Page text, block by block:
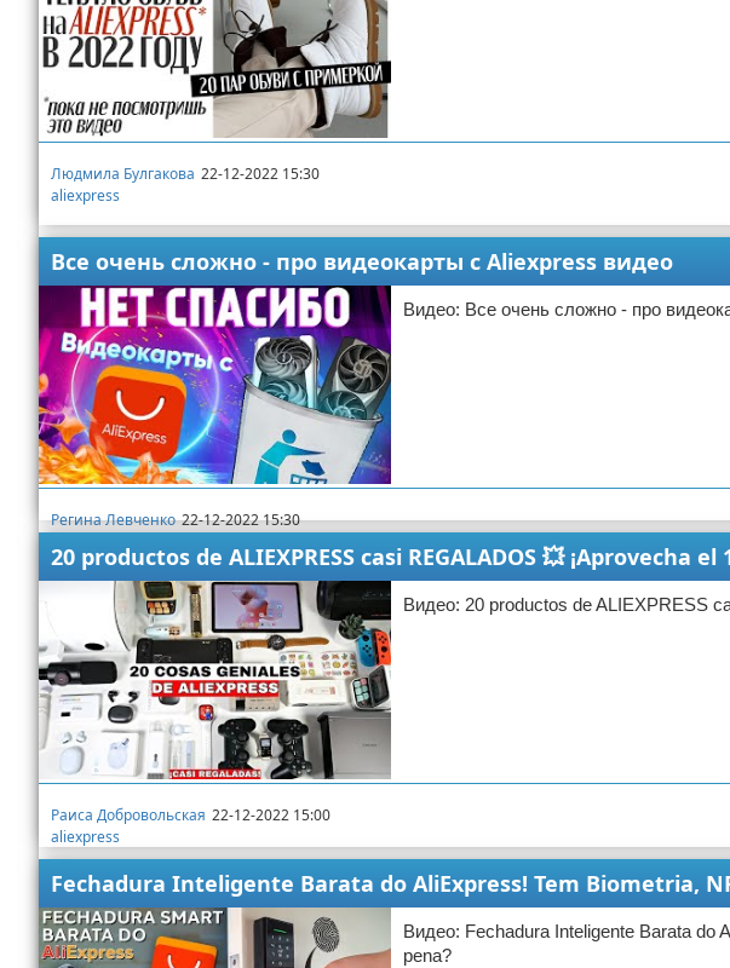
Людмила Булгакова 22-12-2022 15:30
aliexpress
Все очень сложно - про видеокарты с Aliexpress видео
Видео: Все очень сложно - про
Регина Левченко 22-12-2022 15:30
20 productos de ALIEXPRESS casi REGALADOS 💥 ¡Aprovecha
Видео: 20 productos de ALIEXPRESS
Раиса Добровольская 22-12-2022 15:00
aliexpress
Fechadura Inteligente Barata do AliExpress! Tem Biometria,
Видео: Fechadura Inteligente Barata do
pena?